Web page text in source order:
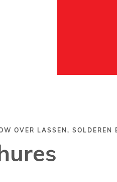
OVER LASSEN, SOLDEREN